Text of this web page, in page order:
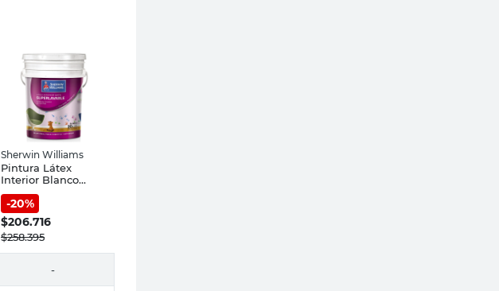
Sherwin Williams
Pintura Látex
Interior Blanco
Mate 20 Lts
Sherwin Williams
-20%
$206.716
$258.395
-